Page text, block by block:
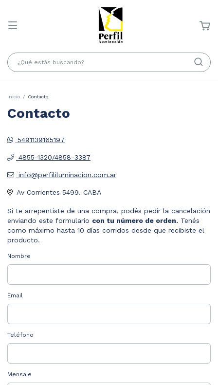
Inicio / Contacto
Contacto
5491139165197
4855-1320/4858-3387
info@perfililuminacion.com.ar
Av Corrientes 5499. CABA
Si te arrepentiste de una compra, podés pedir la cancelación
enviando este formulario con tu número de orden. Tenés
como máximo hasta 10 días corridos desde que recibiste el
producto.
Nombre
Email
Teléfono
Mensaje